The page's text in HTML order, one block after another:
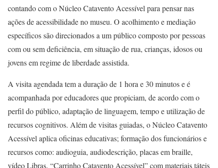
contando com o Núcleo Catavento Acessível para pensar nas
ações de acessibilidade no museu. O acolhimento e mediação
específicos são direcionados a um público composto por pessoas
com ou sem deficiência, em situação de rua, crianças, idosos ou
jovens em regime de liberdade assistida.
A visita agendada tem a duração de 1 hora e 30 minutos e é
acompanhada por educadores que propiciam, de acordo com o
perfil do público, adaptação de linguagem, tempo e utilização de
recursos cognitivos. Além de visitas guiadas, o Núcleo Catavento
Acessível aplica oficinas educativas; formação dos funcionários e
recursos como: audioguia, audiodescrição, placas em braille,
vídeo Libras, “Carrinho Catavento Acessível” com materiais táteis